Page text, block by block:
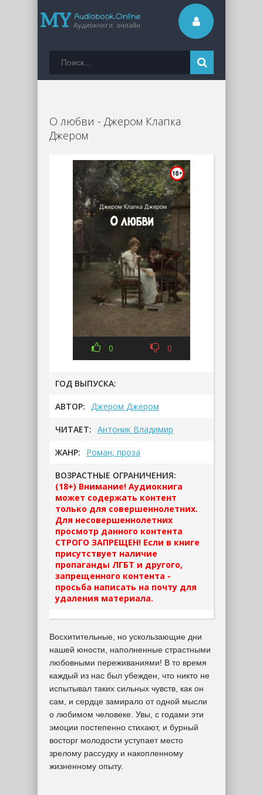
О любви - Джером Клапка
Джером
0 0
ГОД ВЫПУСКА:
АВТОР: Джером Джером
ЧИТАЕТ: Антоник Владимир
ЖАНР: Роман, проза
ВОЗРАСТНЫЕ ОГРАНИЧЕНИЯ:
(18+) Внимание! Аудиокнига
может содержать контент
только для совершеннолетних.
Для несовершеннолетних
просмотр данного контента
СТРОГО ЗАПРЕЩЕН! Если в книге
присутствует наличие
пропаганды ЛГБТ и другого,
запрещенного контента -
просьба написать на почту для
удаления материала.
Восхитительные, но ускользающие дни
нашей юности, наполненные страстными
любовными переживаниями! В то время
каждый из нас был убежден, что никто не
испытывал таких сильных чувств, как он
сам, и сердце замирало от одной мысли
о любимом человеке. Увы, с годами эти
эмоции постепенно стихают, и бурный
восторг молодости уступает место
зрелому рассудку и накопленному
жизненному опыту.